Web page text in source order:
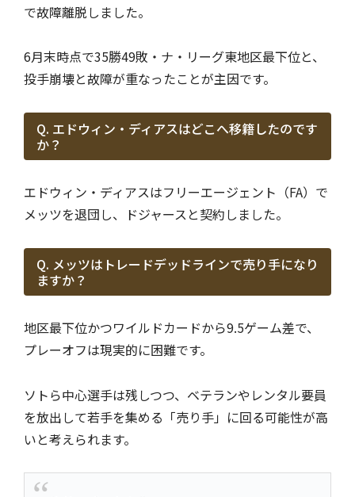
で故障離脱しました。
6月末時点で35勝49敗・ナ・リーグ東地区最下位と、
投手崩壊と故障が重なったことが主因です。
Q. エドウィン・ディアスはどこへ移籍したのです
か？
エドウィン・ディアスはフリーエージェント（FA）で
メッツを退団し、ドジャースと契約しました。
Q. メッツはトレードデッドラインで売り手になり
ますか？
地区最下位かつワイルドカードから9.5ゲーム差で、
プレーオフは現実的に困難です。
ソトら中心選手は残しつつ、ベテランやレンタル要員
を放出して若手を集める「売り手」に回る可能性が高
いと考えられます。